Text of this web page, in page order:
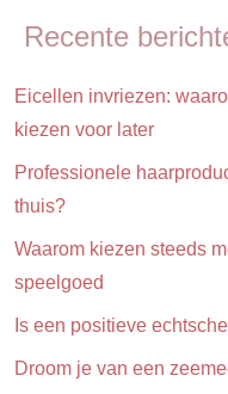
Recente
Eicellen invriezen:
kiezen voor later
Professionele
thuis?
Waarom kiezen steeds
speelgoed
Is een positieve
Droom je van een